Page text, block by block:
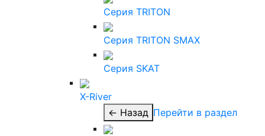
Серия TRITON
Серия TRITON SMAX
Серия SKAT
X-River
← Назад Перейти в раздел